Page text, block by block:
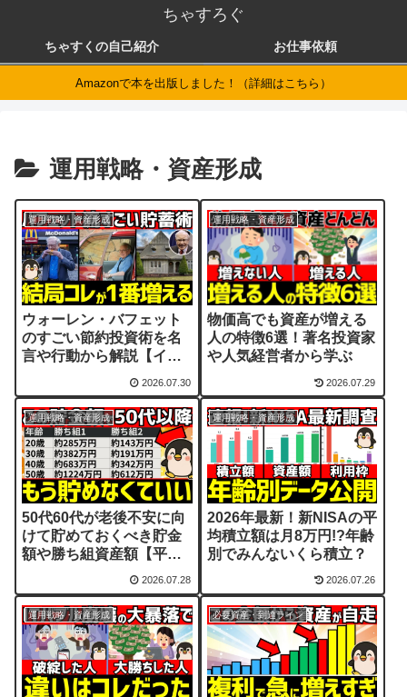
ちゃすろぐ
ちゃすくの自己紹介 お仕事依頼
Amazonで本を出版しました！（詳細はこちら）
運用戦略・資産形成
運用戦略・資産形成
ウォーレン・バフェット
のすごい節約投資術を名
言や行動から解説【イン
2026.07.30
運用戦略・資産形成
物価高でも資産が増える
人の特徴6選！著名投資家
や人気経営者から学ぶ
2026.07.29
運用戦略・資産形成
50代60代が老後不安に向
けて貯めておくべき貯金
額や勝ち組資産額【平均
2026.07.28
運用戦略・資産形成
2026年最新！新NISAの平
均積立額は月8万円!?年齢
別でみんないくら積立？
2026.07.26
運用戦略・資産形成 必要資産・到達ライン